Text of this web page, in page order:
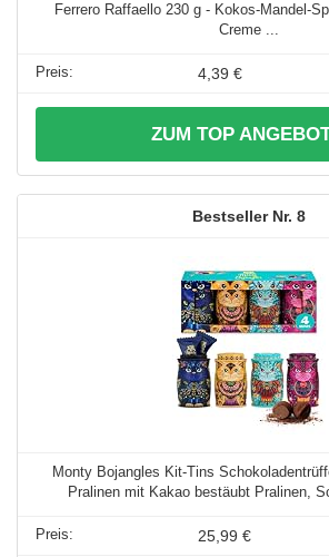
Ferrero Raffaello 230 g - Kokos-Mandel-
Creme ...
4,39 €
ZUM TOP
8
Monty Bojangles Kit-Tins
Pralinen mit Kakao bestäubt Pralinen,
25,99 €